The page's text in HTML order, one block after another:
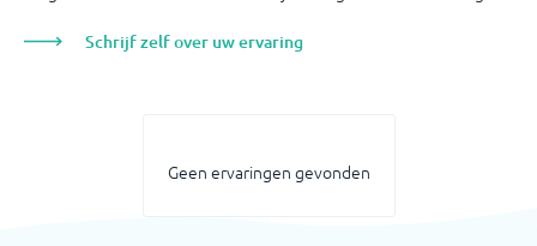
Schrijf zelf over uw ervaring
Geen ervaringen gevonden